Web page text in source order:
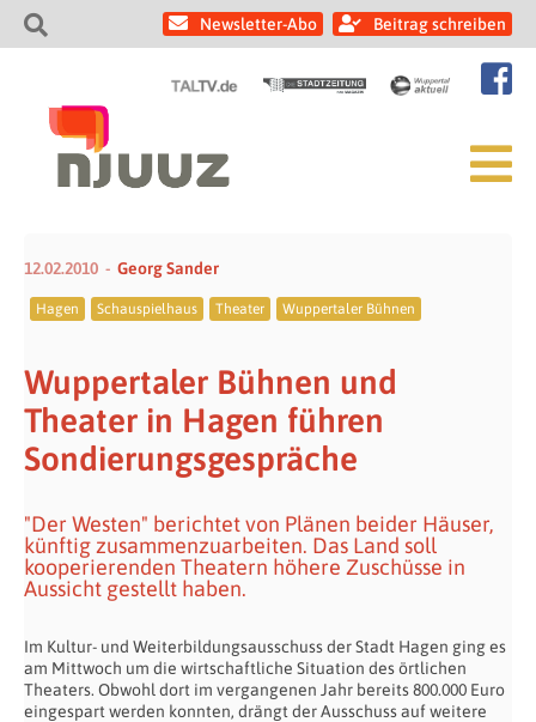
Newsletter-Abo Beitrag schreiben
12.02.2010 Georg Sander
Hagen Schauspielhaus Theater Wuppertaler Bühnen
Wuppertaler Bühnen und
Theater in Hagen führen
Sondierungsgespräche
"Der Westen" berichtet von Plänen beider Häuser,
künftig zusammenzuarbeiten. Das Land soll
kooperierenden Theatern höhere Zuschüsse in
Aussicht gestellt haben.
Im Kultur- und Weiterbildungsausschuss der Stadt Hagen ging es
am Mittwoch um die wirtschaftliche Situation des örtlichen
Theaters. Obwohl dort im vergangenen Jahr bereits 800.000 Euro
eingespart werden konnten, drängt der Ausschuss auf weitere